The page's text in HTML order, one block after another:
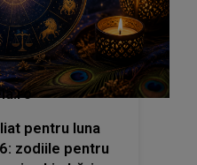
pentru luna
zodiile pentru